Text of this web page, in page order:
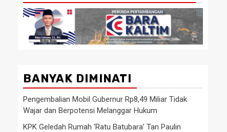
BANYAK DIMINATI
Pengembalian Mobil Gubernur Rp8,49 Miliar Tidak
Wajar dan Berpotensi Melanggar Hukum
KPK Geledah Rumah ‘Ratu Batubara’ Tan Paulin